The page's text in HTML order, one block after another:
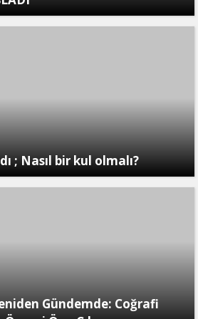
; Nasıl bir kul olmalı?
Gündemde: Coğrafi